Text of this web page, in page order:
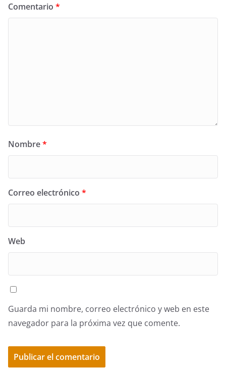
Comentario *
Nombre*
Correo electrónico *
Web
Guarda mi nombre, correo electrónico y web en este
navegador para la próxima vez que comente.